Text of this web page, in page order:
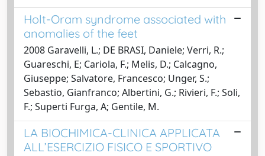
Holt-Oram syndrome associated with
anomalies of the feet
2008 Garavelli, L.; DE BRASI, Daniele; Verri, R.;
Guareschi, E; Cariola, F.; Melis, D.; Calcagno,
Giuseppe; Salvatore, Francesco; Unger, S.;
Sebastio, Gianfranco; Albertini, G.; Rivieri, F.; Soli,
F.; Superti Furga, A; Gentile, M.
LA BIOCHIMICA-CLINICA APPLICATA
ALL’ESERCIZIO FISICO E SPORTIVO